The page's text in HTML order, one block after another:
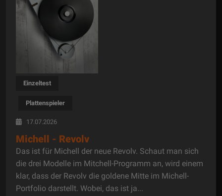
Einzeltest
Plattenspieler
17.07.2026
Michell - Revolv
Das ist für Michell der neue Revolv. Schaut man sich
die drei Modelle im Mitchell-Programm an, wird einem
klar, dass der Revolv die goldene Mitte im Michell-
Portfolio darstellt. Wobei, das ist ja...